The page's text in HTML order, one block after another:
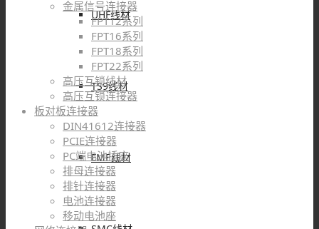
UHF线材
TS9线材
FME线材
金属信号连接器
FPT12系列
FPT16系列
FPT18系列
FPT22系列
高压互锁线材
高压互锁连接器
板对板连接器
DIN41612连接器
PCIE连接器
PC端电池插座
排母连接器
排针连接器
电池连接器
移动电池座